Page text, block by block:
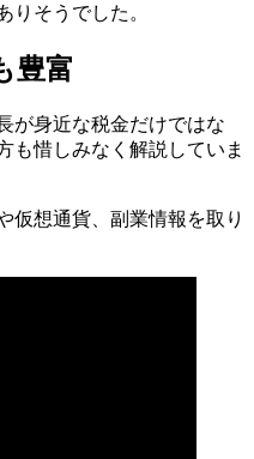
りそうでした。
豊富
が身近な税金だけではな
も惜しみなく解説していま
仮想通貨、副業情報を取り